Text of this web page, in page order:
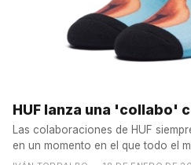
HUF lanza una 'collabo'
Las colaboraciones de HUF
en un momento en el que todo el